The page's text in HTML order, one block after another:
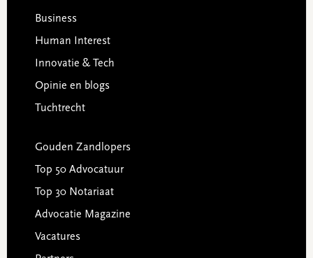
Business
Human Interest
Innovatie & Tech
Opinie en blogs
Tuchtrecht
Gouden Zandlopers
Top 50 Advocatuur
Top 30 Notariaat
Advocatie Magazine
Vacatures